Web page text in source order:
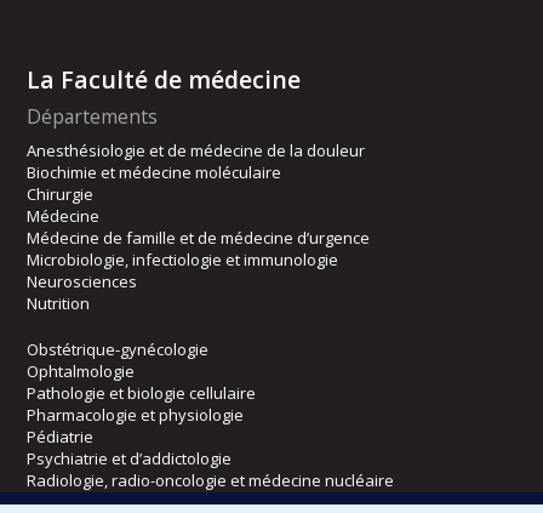
La Faculté de médecine
Départements
Anesthésiologie et de médecine de la douleur
Biochimie et médecine moléculaire
Chirurgie
Médecine
Médecine de famille et de médecine d’urgence
Microbiologie, infectiologie et immunologie
Neurosciences
Nutrition
Obstétrique-gynécologie
Ophtalmologie
Pathologie et biologie cellulaire
Pharmacologie et physiologie
Pédiatrie
Psychiatrie et d’addictologie
Radiologie, radio-oncologie et médecine nucléaire